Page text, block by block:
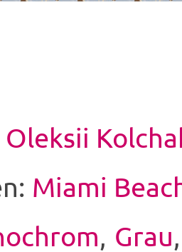
Oleksii
Miami
, Grau